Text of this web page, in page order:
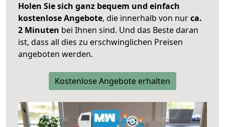
Holen Sie sich ganz bequem und einfach
kostenlose Angebote, die innerhalb von nurca.
2 Minuten bei Ihnen sind. Und das Beste daran
ist, dass all dies zu erschwinglichen Preisen
angeboten werden.
Kostenlose Angebote erhalten